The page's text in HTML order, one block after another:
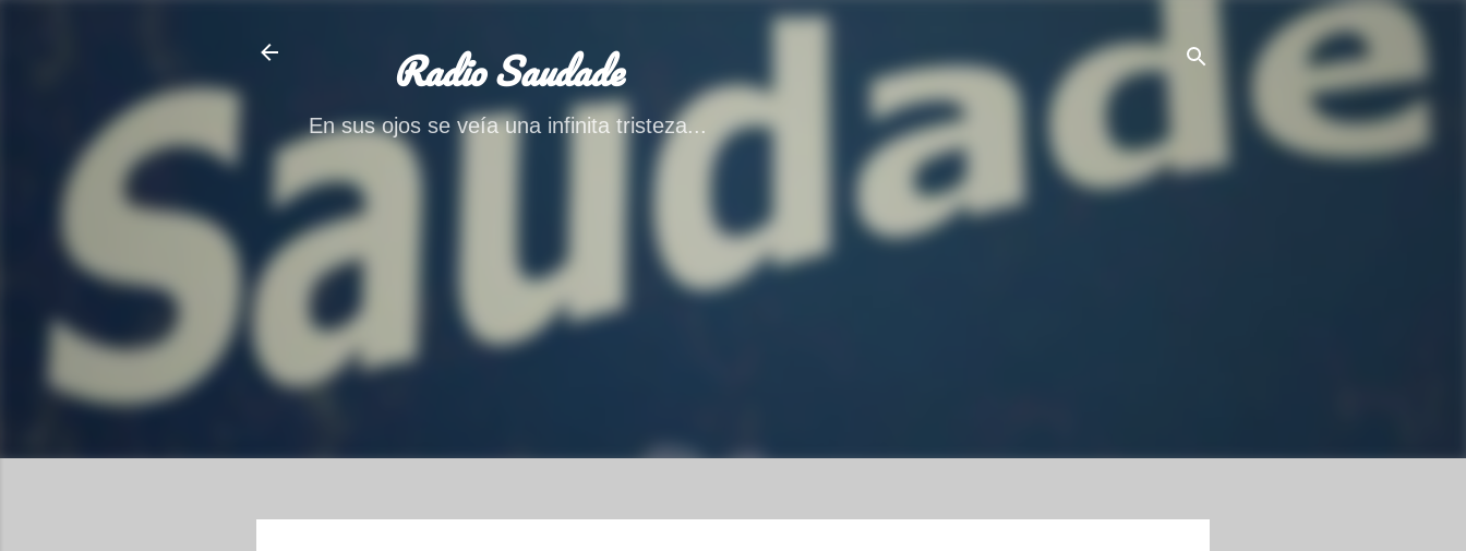
Ir al contenido principal
Radio Saudade
En sus ojos se veía una infinita tristeza...